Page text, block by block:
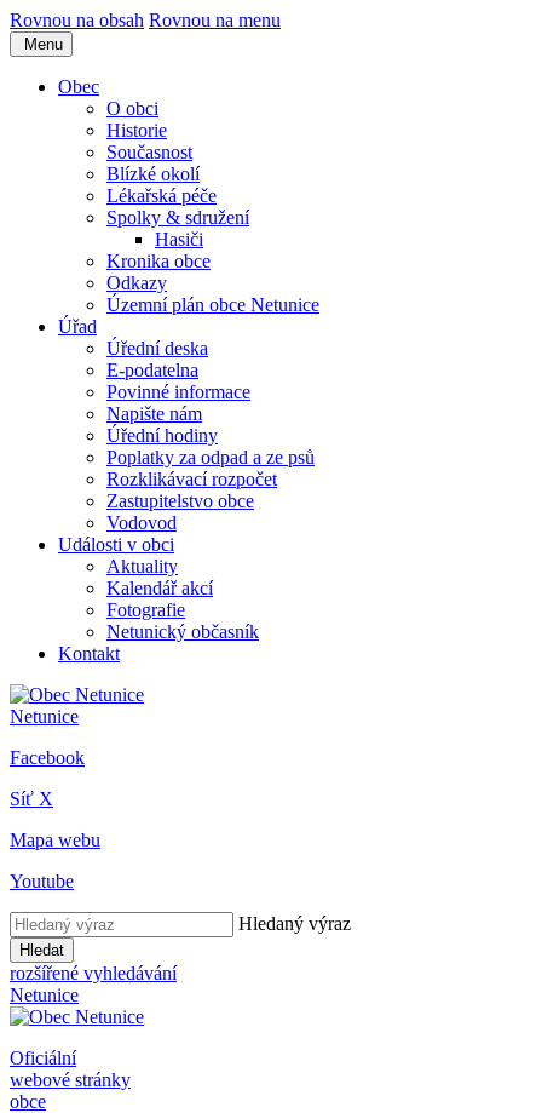
Rovnou na obsah Rovnou na menu
Menu
Obec
O obci
Historie
Současnost
Blízké okolí
Lékařská péče
Spolky & sdružení
Hasiči
Kronika obce
Odkazy
Územní plán obce Netunice
Úřad
Úřední deska
E-podatelna
Povinné informace
Napište nám
Úřední hodiny
Poplatky za odpad a ze psů
Rozklikávací rozpočet
Zastupitelstvo obce
Vodovod
Události v obci
Aktuality
Kalendář akcí
Fotografie
Netunický občasník
Kontakt
Netunice
Facebook
Síť X
Mapa webu
Youtube
Hledaný výraz
Hledat
rozšířené vyhledávání
Netunice
Oficiální
webové stránky
obce